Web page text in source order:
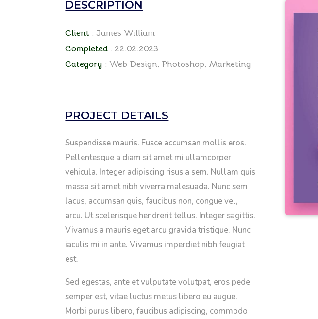
DESCRIPTION
Client : James William
Completed : 22.02.2023
Category : Web Design, Photoshop, Marketing
PROJECT DETAILS
Suspendisse mauris. Fusce accumsan mollis eros.
Pellentesque a diam sit amet mi ullamcorper
vehicula. Integer adipiscing risus a sem. Nullam quis
massa sit amet nibh viverra malesuada. Nunc sem
lacus, accumsan quis, faucibus non, congue vel,
arcu. Ut scelerisque hendrerit tellus. Integer sagittis.
Vivamus a mauris eget arcu gravida tristique. Nunc
iaculis mi in ante. Vivamus imperdiet nibh feugiat
est.
Sed egestas, ante et vulputate volutpat, eros pede
semper est, vitae luctus metus libero eu augue.
Morbi purus libero, faucibus adipiscing, commodo